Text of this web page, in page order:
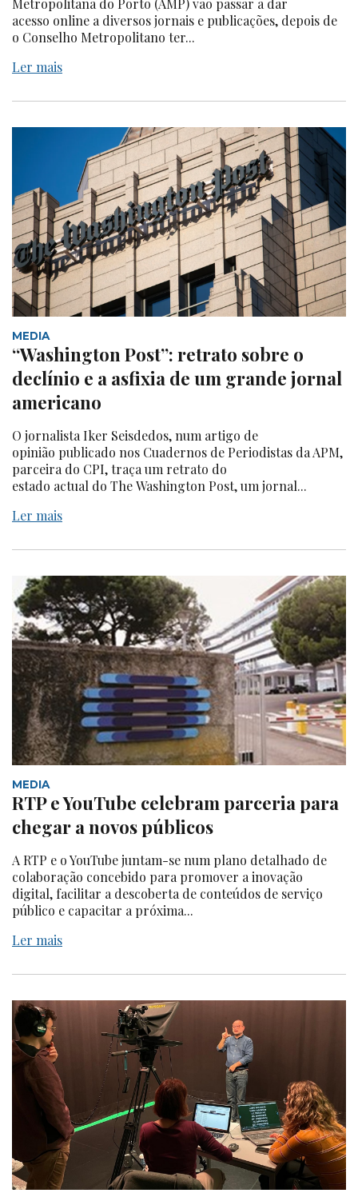
Metropolitana do Porto (AMP) vão passar a dar
acesso online a diversos jornais e publicações, depois de
o Conselho Metropolitano ter...
Ler mais
MEDIA
“Washington Post”: retrato sobre o
declínio e a asfixia de um grande jornal
americano
O jornalista Iker Seisdedos, num artigo de
opinião publicado nos Cuadernos de Periodistas da APM,
parceira do CPI, traça um retrato do
estado actual do The Washington Post, um jornal...
Ler mais
MEDIA
RTP e YouTube celebram parceria para
chegar a novos públicos
A RTP e o YouTube juntam-se num plano detalhado de
colaboração concebido para promover a inovação
digital, facilitar a descoberta de conteúdos de serviço
público e capacitar a próxima...
Ler mais